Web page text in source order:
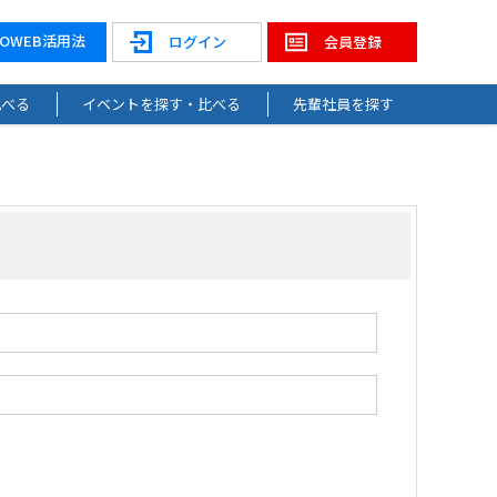
会員登録
ログイン
活用法
る イベントを探す・比べる 先輩社員を探す